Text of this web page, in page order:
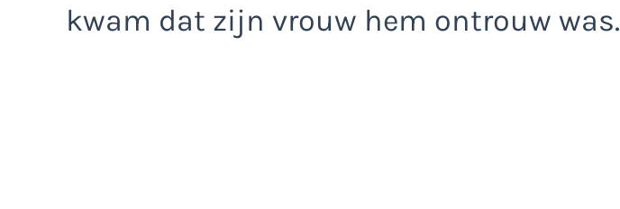
kwam dat zijn vrouw hem ontrouw was.